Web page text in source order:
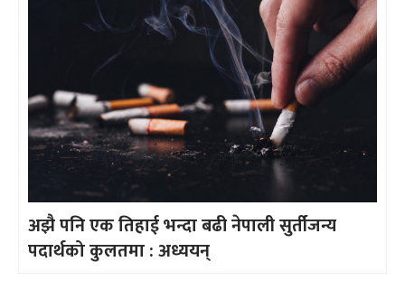
अझै पनि एक तिहाई भन्दा बढी नेपाली सुर्तीजन्य
पदार्थको कुलतमा : अध्ययन्